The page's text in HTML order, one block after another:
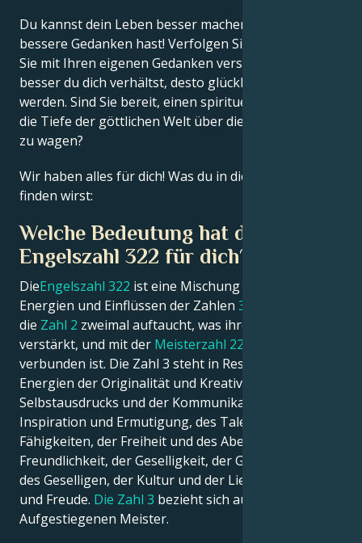
Du kannst dein Leben besser machen, indem du
bessere Gedanken hast! Verfolgen Sie diejenigen, die
Sie mit Ihren eigenen Gedanken versklaven wollen. Je
besser du dich verhältst, desto glücklicher wirst du
werden. Sind Sie bereit, einen spirituellen Sprung in
die Tiefe der göttlichen Welt über diese Engelszahl
zu wagen?
Wir haben alles für dich! Was du in diesem Artikel
finden wirst:
Welche Bedeutung hat die
Engelszahl 322 für dich?
DieEngelszahl 322 ist eine Mischung aus den
Energien und Einflüssen der Zahlen 3
die Zahl 2 zweimal auftaucht, was ihre Attribute
verstärkt, und mit der Meisterzahl 22
verbunden ist. Die Zahl 3 steht in Resonanz mit den
Energien der Originalität und Kreativität, des
Selbstausdrucks und der Kommunikation, der
Inspiration und Ermutigung, des Talents und der
Fähigkeiten, der Freiheit und des Abenteuers, der
Freundlichkeit, der Geselligkeit, der Gesellschaft und
des Geselligen, der Kultur und der Liebe zur Freiheit
und Freude. Die Zahl 3 bezieht sich auch auf die
Aufgestiegenen Meister.